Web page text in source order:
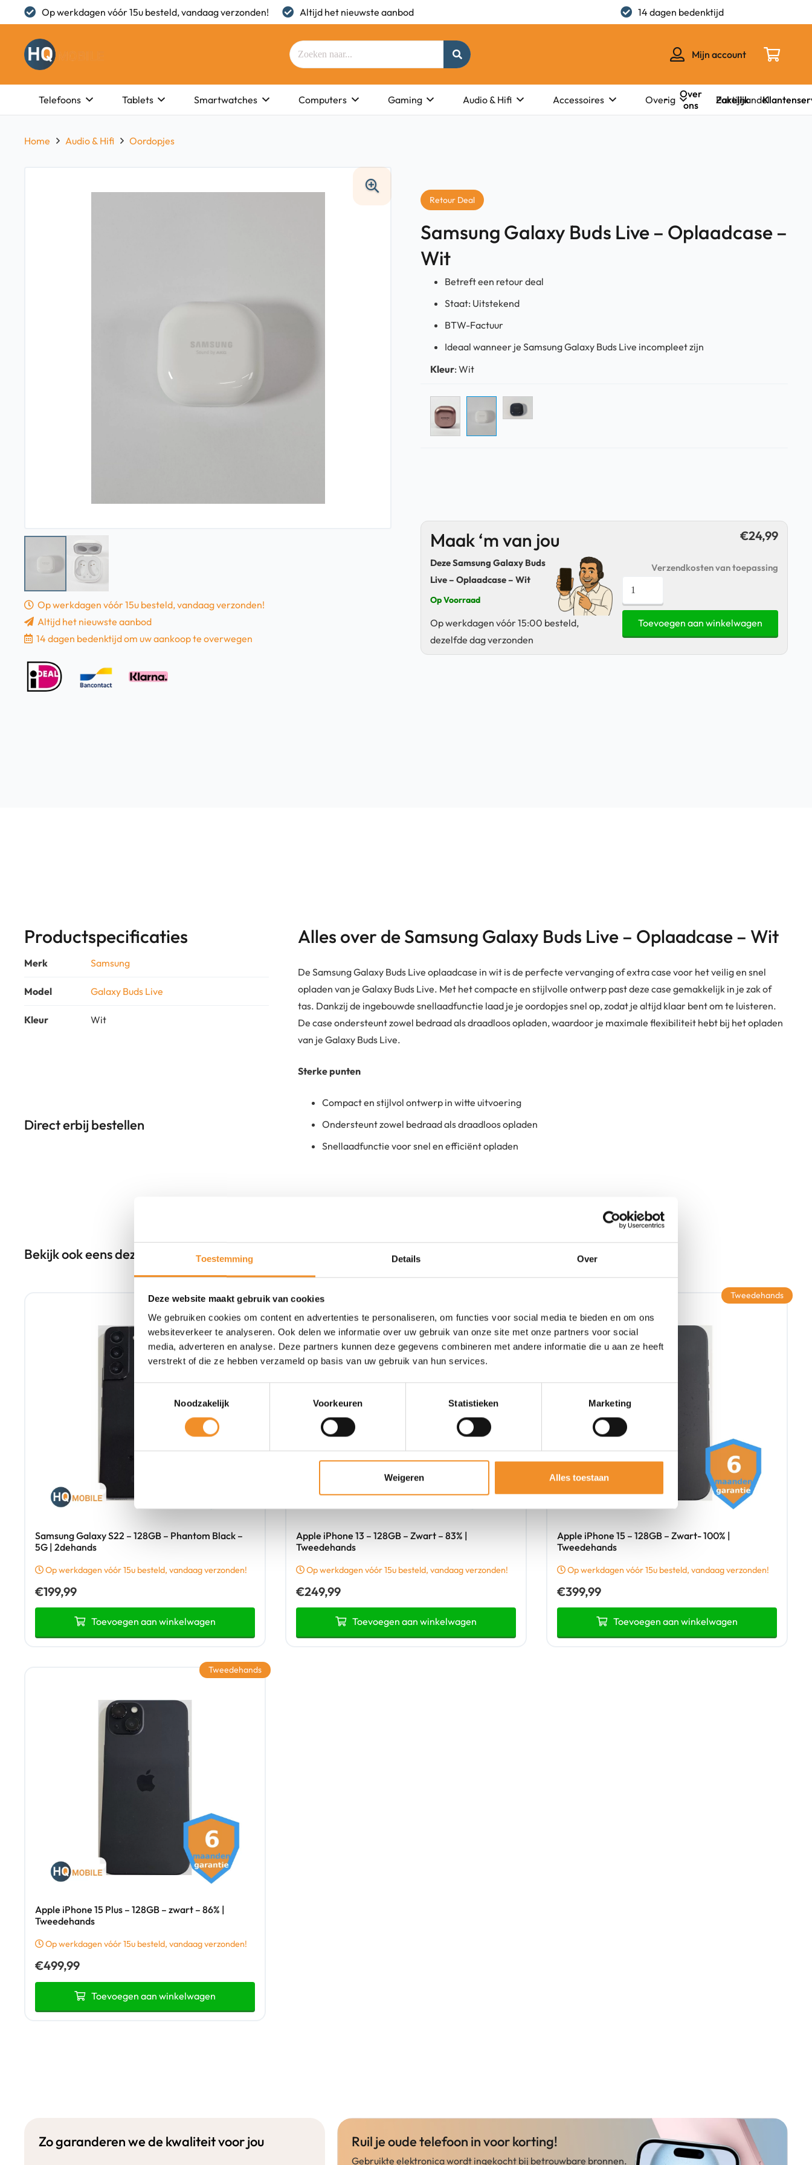
Toestemming Details Over
Deze website maakt gebruik van cookies
We gebruiken cookies om content en advertenties te personaliseren, om functies voor social media te bieden en om ons
websiteverkeer te analyseren. Ook delen we informatie over uw gebruik van onze site met onze partners voor social
media, adverteren en analyse. Deze partners kunnen deze gegevens combineren met andere informatie die u aan ze heeft
verstrekt of die ze hebben verzameld op basis van uw gebruik van hun services.
Noodzakelijk
Voorkeuren Statistieken Marketing
Weigeren Alles toestaan
Op werkdagen vóór 15u besteld, vandaag verzonden! Altijd het nieuwste aanbod 14 dagen bedenktijd
Mijn account
Telefoons Tablets Smartwatches Computers Gaming Audio & Hifi Accessoires Overig Partijhandel
Over
ons
Zakelijk
Home Audio & Hifi Oordopjes
Op werkdagen vóór 15u besteld, vandaag verzonden!
Altijd het nieuwste aanbod
14 dagen bedenktijd om uw aankoop te overwegen
Retour Deal
Samsung Galaxy Buds Live – Oplaadcase –
Wit
Betreft een retour deal
Staat: Uitstekend
BTW-Factuur
Ideaal wanneer je Samsung Galaxy Buds Live incompleet zijn
Kleur: Wit
Maak ‘m van jou
Deze Samsung Galaxy Buds
Live – Oplaadcase – Wit
Op Voorraad
Op werkdagen vóór 15:00 besteld,
dezelfde dag verzonden
€24,99
Verzendkosten van toepassing
Samsung
Galaxy
Buds
Live
Toevoegen aan winkelwagen
Productspecificaties
Merk Samsung
Model Galaxy Buds Live
Kleur Wit
Alles over de Samsung Galaxy Buds Live – Oplaadcase – Wit
De Samsung Galaxy Buds Live oplaadcase in wit is de perfecte vervanging of extra case voor het veilig en snel
opladen van je Galaxy Buds Live. Met het compacte en stijlvolle ontwerp past deze case gemakkelijk in je zak of
tas. Dankzij de ingebouwde snellaadfunctie laad je je oordopjes snel op, zodat je altijd klaar bent om te luisteren.
De case ondersteunt zowel bedraad als draadloos opladen, waardoor je maximale flexibiliteit hebt bij het opladen
van je Galaxy Buds Live.
Sterke punten
Compact en stijlvol ontwerp in witte uitvoering
Ondersteunt zowel bedraad als draadloos opladen
Snellaadfunctie voor snel en efficiënt opladen
Direct erbij bestellen
Bekijk ook eens deze producten
Samsung Galaxy S22 – 128GB – Phantom Black –
5G | 2dehands
Op werkdagen vóór 15u besteld, vandaag verzonden!
€199,99
Toevoegen aan winkelwagen
Tweedehands
Apple iPhone 13 – 128GB – Zwart – 83% |
Tweedehands
Op werkdagen vóór 15u besteld, vandaag verzonden!
€249,99
Toevoegen aan winkelwagen
Apple iPhone 15 – 128GB – Zwart- 100% |
Tweedehands
Op werkdagen vóór 15u besteld, vandaag verzonden!
€399,99
Toevoegen aan winkelwagen
Tweedehands
Apple iPhone 15 Plus – 128GB – zwart – 86% |
Tweedehands
Op werkdagen vóór 15u besteld, vandaag verzonden!
€499,99
Toevoegen aan winkelwagen
Tweedehands
Zo garanderen we de kwaliteit voor jou Ruil je oude telefoon in voor korting!
Gebruikte elektronica wordt ingekocht bij betrouwbare bronnen.